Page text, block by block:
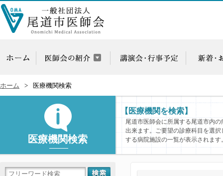
ホーム 医療機関検索
医療機関検索
【医療機関を検索】
尾道市医師会に所属する尾道市内
出来ます。ご要望の診療科目を選
する病院施設の一覧が表示されます